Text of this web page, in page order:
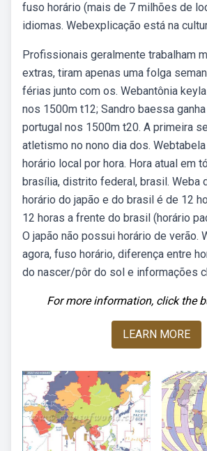
fuso horário (mais de 7 milhões de
idiomas. Webexplicação está na
Profissionais geralmente trabalham
extras, tiram apenas uma folga
férias junto com os. Webantônia
nos 1500m t12; Sandro baessa
portugal nos 1500m t20. A primeira
atletismo no nono dia dos.
horário local por hora. Hora atual em
brasília, distrito federal, brasil. Weba
horário do japão e do brasil é de 12
12 horas a frente do brasil (horário
O japão não possui horário de verão.
agora, fuso horário, diferença entre
do nascer/pôr do sol e informações
For more information, click the
LEARN MORE